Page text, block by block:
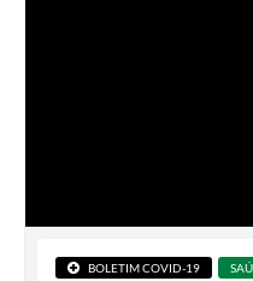
BOLETIM COVID-19